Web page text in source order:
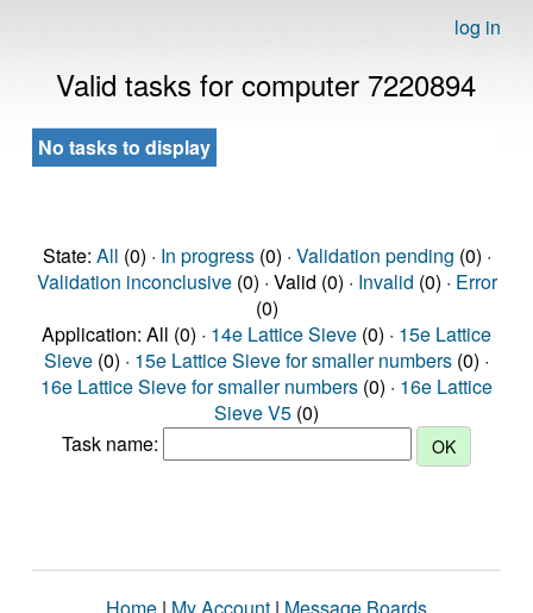
log in
Valid tasks for computer 7220894
No tasks to display
State: All (0) · In progress(0) · Validation pending (0) ·
Validation inconclusive(0) · Valid (0) · Invalid (0) · Error
(0)
Application: All (0) · 14e Lattice Sieve (0) · 15e Lattice
Sieve (0) · 15e Lattice Sieve for smaller numbers (0) ·
16e Lattice Sieve for smaller numbers (0) · 16e Lattice
Sieve V5 (0)
Task name: